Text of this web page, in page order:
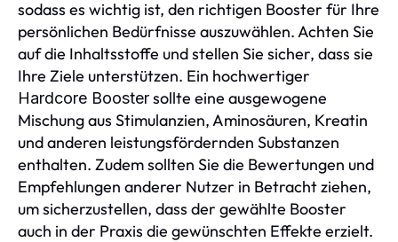
sodass es wichtig ist, den richtigen Booster für Ihre
persönlichen Bedürfnisse auszuwählen. Achten Sie
auf die Inhaltsstoffe und stellen Sie sicher, dass sie
Ihre Ziele unterstützen. Ein hochwertiger
Hardcore Boostersollte eine ausgewogene
Mischung aus Stimulanzien, Aminosäuren, Kreatin
und anderen leistungsfördernden Substanzen
enthalten. Zudem sollten Sie die Bewertungen und
Empfehlungen anderer Nutzer in Betracht ziehen,
um sicherzustellen, dass der gewählte Booster
auch in der Praxis die gewünschten Effekte erzielt.